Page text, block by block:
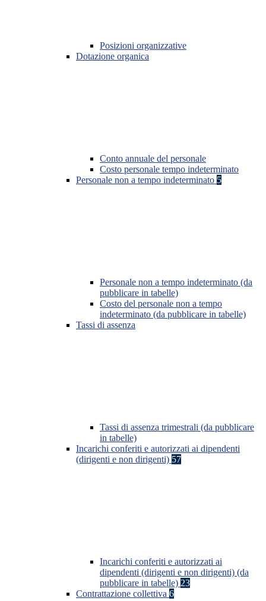
Posizioni organizzative
Dotazione organica
Conto annuale del personale
Costo personale tempo indeterminato
Personale non a tempo indeterminato 5
Personale non a tempo indeterminato (da
pubblicare in tabelle)
Costo del personale non a tempo
indeterminato (da pubblicare in tabelle)
Tassi di assenza
Tassi di assenza trimestrali (da pubblicare
in tabelle)
Incarichi conferiti e autorizzati ai dipendenti
(dirigenti e non dirigenti) 57
Incarichi conferiti e autorizzati ai
dipendenti (dirigenti e non dirigenti) (da
pubblicare in tabelle) 23
Contrattazione collettiva 6